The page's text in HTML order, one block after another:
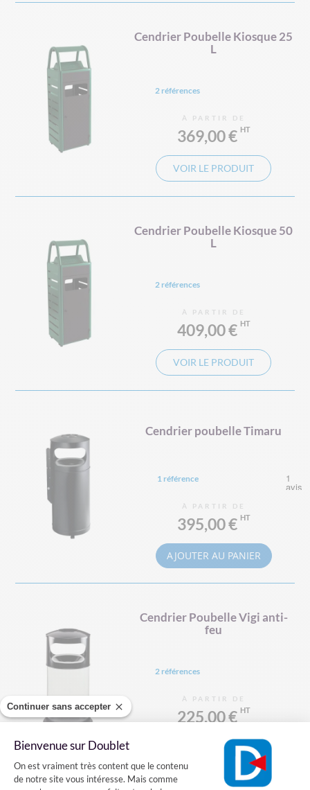
Continuer sans accepter
Bienvenue sur Doublet
Plateforme de Gestion du
On est vraiment très content que le contenu
de notre site vous intéresse. Mais comme
Cendrier Poubelle Kiosque 25
L
2 références
À PARTIR DE
369,00 €
VOIR LE PRODUIT
Cendrier Poubelle Kiosque 50
L
2 références
À PARTIR DE
409,00 €
VOIR LE PRODUIT
Cendrier poubelle Timaru
1 référence
À PARTIR DE
395,00 €
AJOUTER AU PANIER
Cendrier Poubelle Vigi anti-
feu
2 références
À PARTIR DE
225,00 €
VOIR LE PRODUIT